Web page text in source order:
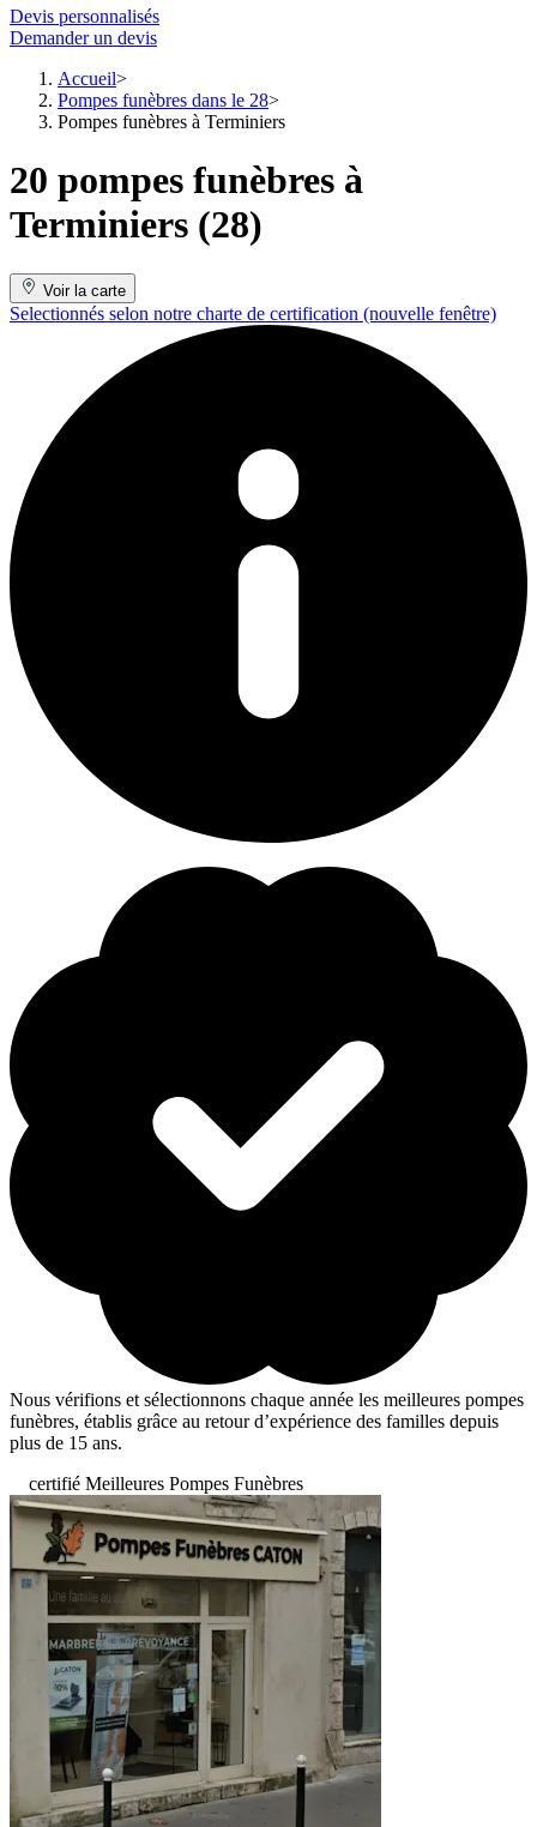
Devis personnalisés
Demander un devis
Accueil
Pompes funèbres dans le 28
Pompes funèbres à Terminiers
20 pompes funèbres à
Terminiers (28)
Voir la carte
Selectionnés selon notre charte de certification (nouvelle fenêtre)
Nous vérifions et sélectionnons chaque année les meilleures pompes
funèbres, établis grâce au retour d’expérience des familles depuis
plus de 15 ans.
certifié Meilleures Pompes Funèbres